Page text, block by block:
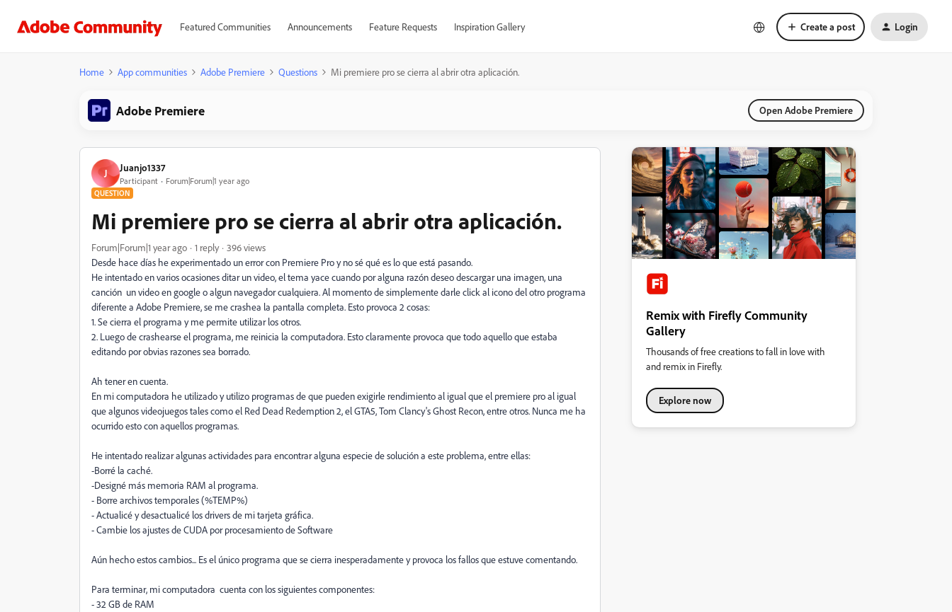
Featured Communities Announcements Feature Requests Inspiration Gallery Create a post Login
Home App communities Adobe Premiere Questions Mi premiere pro se cierra al abrir otra aplicación.
Adobe Premiere Open Adobe Premiere
J Juanjo1337
Participant Forum|Forum|1 year ago
QUESTION
Mi premiere pro se cierra al abrir otra aplicación.
Forum|Forum|1 year ago 1 reply
396 views
Desde hace días he experimentado un error con Premiere Pro y no sé qué es lo que está pasando.
He intentado en varios ocasiones ditar un video, el tema yace cuando por alguna razón deseo descargar una imagen, una
canción un video en google o algun navegador cualquiera. Al momento de simplemente darle click al icono del otro programa
diferente a Adobe Premiere, se me crashea la pantalla completa. Esto provoca 2 cosas:
1. Se cierra el programa y me permite utilizar los otros.
2. Luego de crashearse el programa, me reinicia la computadora. Esto claramente provoca que todo aquello que estaba
editando por obvias razones sea borrado.
Ah tener en cuenta.
En mi computadora he utilizado y utilizo programas de que pueden exigirle rendimiento al igual que el premiere pro al igual
que algunos videojuegos tales como el Red Dead Redemption 2, el GTA5,Tom Clancy's Ghost Recon, entre otros. Nunca me ha
ocurrido esto con aquellos programas.
He intentado realizar algunas actividades para encontrar alguna especie de solución a este problema, entre ellas:
-Borré la caché.
-Designé más memoria RAM al programa.
- Borre archivos temporales (%TEMP%)
- Actualicé y desactualicé los drivers de mi tarjeta gráfica.
- Cambie los ajustes de CUDA por procesamiento de Software
Aún hecho estos cambios... Es el único programa que se cierra inesperadamente y provoca los fallos que estuve comentando.
Para terminar, mi computadora cuenta con los siguientes componentes:
- 32 GB de RAM
Remix with Firefly Community
Gallery
Thousands of free creations to fall in love with
and remix in Firefly.
Explore now